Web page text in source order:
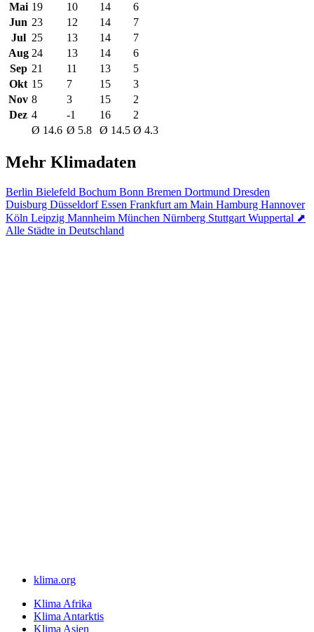
Mai 19 10 14
6
Jun 23 12 14
7
Jul 25 13 14
7
Aug 24 13 14
6
Sep 21 11 13
5
Okt 15 7 15
3
Nov 8 3 15
2
Dez 4 -1 16
2
Ø 14.6 Ø 5.8 Ø 14.5 Ø 4.3
Mehr Klimadaten
Berlin Bielefeld Bochum Bonn Bremen Dortmund Dresden
Duisburg DüsseldorfEssen Frankfurt am Main Hamburg Hannover
Köln Leipzig Mannheim München Nürnberg Stuttgart Wuppertal ⬈
Alle Städte in Deutschland
klima.org
Klima Afrika
Klima Antarktis
Klima Asien